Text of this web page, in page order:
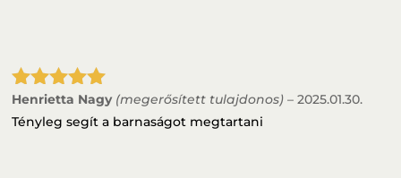
Értékelés:
5/ 5
Henrietta Nagy (megerősített tulajdonos) – 2025.01.30.
Tényleg segít a barnaságot megtartani